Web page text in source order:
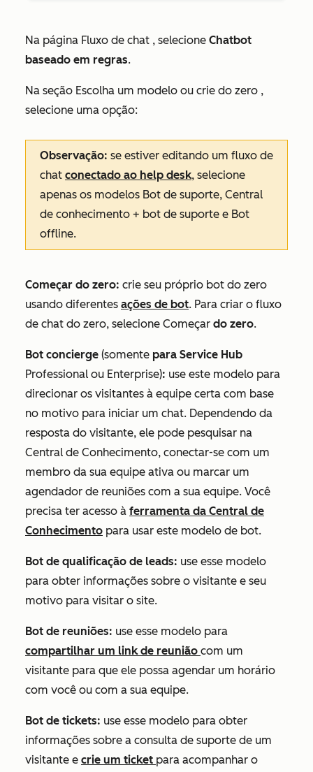
Na página Fluxo de chat , selecione Chatbot
baseado em regras.
Na seção Escolha um modelo ou crie do zero ,
selecione uma opção:
Observação: se estiver editando um fluxo de
chat conectado ao help desk, selecione
apenas os modelos Bot de suporte, Central
de conhecimento + bot de suporte e Bot
offline.
Começar do zero: crie seu próprio bot do zero
usando diferentes ações de bot. Para criar o fluxo
de chat do zero, selecione Começar do zero.
Bot concierge (somente para Service Hub
Professional ou Enterprise): use este modelo para
direcionar os visitantes à equipe certa com base
no motivo para iniciar um chat. Dependendo da
resposta do visitante, ele pode pesquisar na
Central de Conhecimento, conectar-se com um
membro da sua equipe ativa ou marcar um
agendador de reuniões com a sua equipe. Você
precisa ter acesso à ferramenta da Central de
Conhecimento para usar este modelo de bot.
Bot de qualificação de leads: use esse modelo
para obter informações sobre o visitante e seu
motivo para visitar o site.
Bot de reuniões: use esse modelo para
compartilhar um link de reunião com um
visitante para que ele possa agendar um horário
com você ou com a sua equipe.
Bot de tickets: use esse modelo para obter
informações sobre a consulta de suporte de um
visitante e crie um ticket para acompanhar o